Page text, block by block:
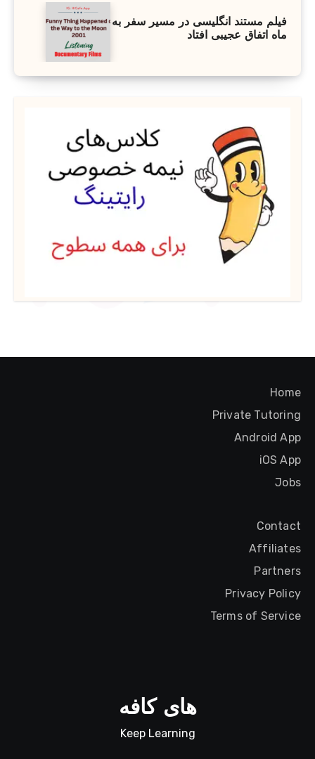
فیلم مستند انگلیسی در مسیر سفر به
ماه اتفاق عجیبی افتاد
Home
Private Tutoring
Android App
iOS App
Jobs
Contact
Affiliates
Partners
Privacy Policy
Terms of Service
های کافه
Keep Learning